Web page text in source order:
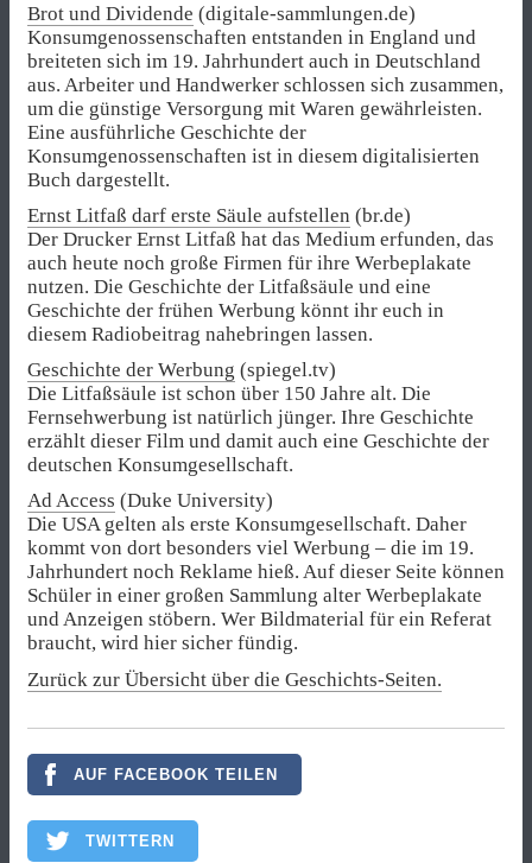
Brot und Dividende (digitale-sammlungen.de)
Konsumgenossenschaften entstanden in England und
breiteten sich im 19. Jahrhundert auch in Deutschland
aus. Arbeiter und Handwerker schlossen sich zusammen,
um die günstige Versorgung mit Waren gewährleisten.
Eine ausführliche Geschichte der
Konsumgenossenschaften ist in diesem digitalisierten
Buch dargestellt.
Ernst Litfaß darf erste Säule aufstellen (br.de)
Der Drucker Ernst Litfaß hat das Medium erfunden, das
auch heute noch große Firmen für ihre Werbeplakate
nutzen. Die Geschichte der Litfaßsäule und eine
Geschichte der frühen Werbung könnt ihr euch in
diesem Radiobeitrag nahebringen lassen.
Geschichte der Werbung (spiegel.tv)
Die Litfaßsäule ist schon über 150 Jahre alt. Die
Fernsehwerbung ist natürlich jünger. Ihre Geschichte
erzählt dieser Film und damit auch eine Geschichte der
deutschen Konsumgesellschaft.
Ad Access (Duke University)
Die USA gelten als erste Konsumgesellschaft. Daher
kommt von dort besonders viel Werbung – die im 19.
Jahrhundert noch Reklame hieß. Auf dieser Seite können
Schüler in einer großen Sammlung alter Werbeplakate
und Anzeigen stöbern. Wer Bildmaterial für ein Referat
braucht, wird hier sicher fündig.
Zurück zur Übersicht über die Geschichts-Seiten.
AUF FACEBOOK TEILEN
TWITTERN